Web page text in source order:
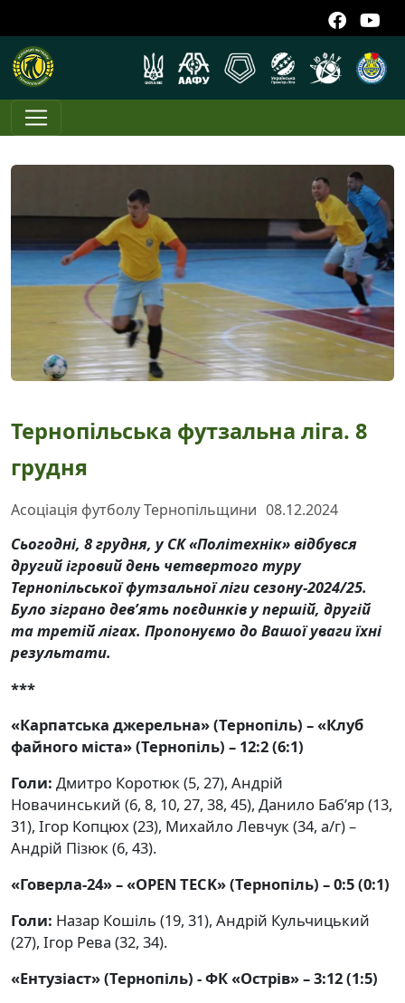
Тернопільська футзальна ліга. 8
грудня
Асоціація футболу Тернопільщини 08.12.2024
Сьогодні, 8 грудня, у СК «Політехнік» відбувся
другий ігровий день четвертого туру
Тернопільської футзальної ліги сезону-2024/25.
Було зіграно дев’ять поєдинків у першій, другій
та третій лігах. Пропонуємо до Вашої уваги їхні
результати.
***
«Карпатська джерельна» (Тернопіль) – «Клуб
файного міста» (Тернопіль) – 12:2 (6:1)
Голи: Дмитро Коротюк (5, 27), Андрій
Новачинський (6, 8, 10, 27, 38, 45), Данило Баб’яр (13,
31), Ігор Копцюх (23), Михайло Левчук (34, а/г) –
Андрій Пізюк (6, 43).
«Говерла-24» – «OPEN TECK» (Тернопіль) – 0:5 (0:1)
Голи: Назар Кошіль (19, 31), Андрій Кульчицький
(27), Ігор Рева (32, 34).
«Ентузіаст» (Тернопіль) - ФК «Острів» – 3:12 (1:5)